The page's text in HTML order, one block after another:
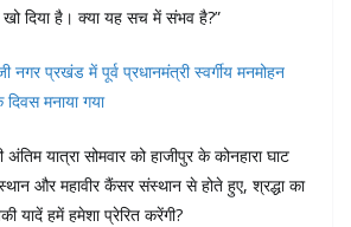
खो दिया है। क्या यह सच में संभव है?”
नगर प्रखंड में पूर्व प्रधानमंत्री स्वर्गीय मनमोहन
मनाया गया
अंतिम यात्रा सोमवार को हाजीपुर के कोनहारा घाट
और महावीर कैंसर संस्थान से होते हुए, श्रद्धा का
यादें हमें हमेशा प्रेरित करेंगी?